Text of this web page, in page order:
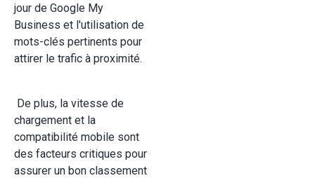
jour de Google My
Business et l'utilisation de
mots-clés pertinents pour
attirer le trafic à proximité.
De plus, la vitesse de
chargement et la
compatibilité mobile sont
des facteurs critiques pour
assurer un bon classement